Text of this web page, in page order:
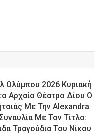
Ολύμπου 2026 Κυριακή
Αρχαίο Θέατρο Δίου Ο
Με Την Alexandra
Με Τον Τίτλο:
Τραγούδια Του Νίκου